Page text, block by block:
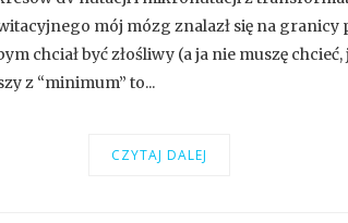
mój mózg znalazł się na granicy
chciał być złośliwy (a ja nie muszę chcieć,
z “minimum” to...
CZYTAJ DALEJ